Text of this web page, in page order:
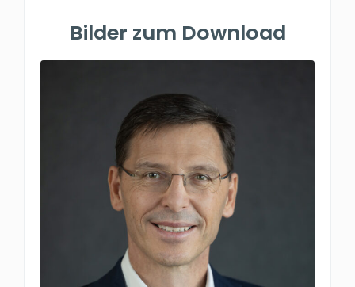
Bilder zum Download